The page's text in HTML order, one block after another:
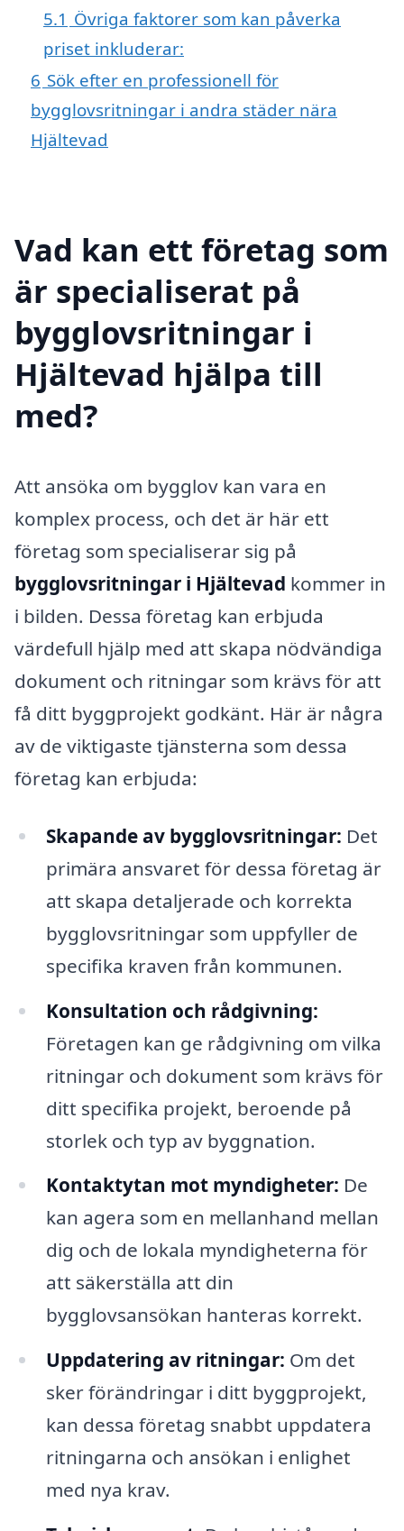
5.1 Övriga faktorer som kan påverka
priset inkluderar:
6 Sök efter en professionell för
bygglovsritningar i andra städer nära
Hjältevad
Vad kan ett företag som
är specialiserat på
bygglovsritningar i
Hjältevad hjälpa till
med?
Att ansöka om bygglov kan vara en
komplex process, och det är här ett
företag som specialiserar sig på
bygglovsritningar i Hjältevad kommer in
i bilden. Dessa företag kan erbjuda
värdefull hjälp med att skapa nödvändiga
dokument och ritningar som krävs för att
få ditt byggprojekt godkänt. Här är några
av de viktigaste tjänsterna som dessa
företag kan erbjuda:
Skapande av bygglovsritningar: Det
primära ansvaret för dessa företag är
att skapa detaljerade och korrekta
bygglovsritningar som uppfyller de
specifika kraven från kommunen.
Konsultation och rådgivning:
Företagen kan ge rådgivning om vilka
ritningar och dokument som krävs för
ditt specifika projekt, beroende på
storlek och typ av byggnation.
Kontaktytan mot myndigheter: De
kan agera som en mellanhand mellan
dig och de lokala myndigheterna för
att säkerställa att din
bygglovsansökan hanteras korrekt.
Uppdatering av ritningar: Om det
sker förändringar i ditt byggprojekt,
kan dessa företag snabbt uppdatera
ritningarna och ansökan i enlighet
med nya krav.